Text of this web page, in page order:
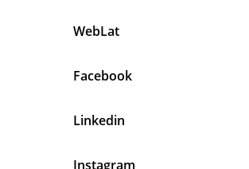
WebLat
Facebook
Linkedin
Instagram